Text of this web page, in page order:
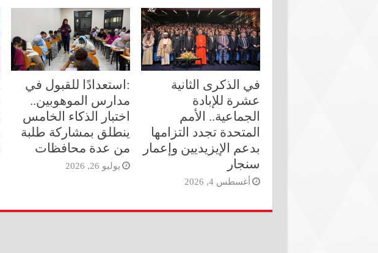
في الذكرى الثانية
عشرة للإبادة
الجماعية.. الأمم
المتحدة تجدد التزامها
بدعم الإيزيديين وإعمار
سنجار
أغسطس 4, 2026
:استعدادًا للقبول في
مدارس الموهوبين..
اختبار الذكاء الخامس
ينطلق بمشاركة طلبة
من عدة محافظات
يوليو 26, 2026